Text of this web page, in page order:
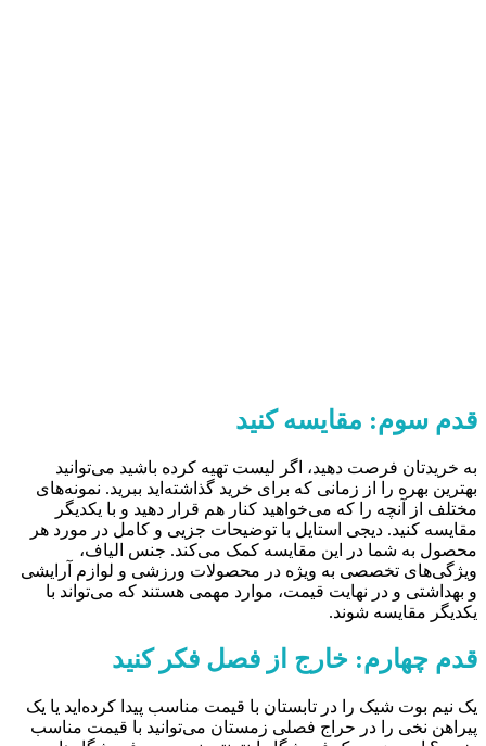
قدم سوم: مقایسه کنید
به خریدتان فرصت دهید، اگر لیست تهیه کرده باشید می‌توانید
بهترین بهره را از زمانی که برای خرید گذاشته‌اید ببرید. نمونه‌های
مختلف از آنچه را که می‌خواهید کنار هم قرار دهید و با یکدیگر
مقایسه کنید. دیجی استایل با توضیحات جزیی و کامل در مورد هر
محصول به شما در این مقایسه کمک می‌کند. جنس الیاف،
ویژگی‌های تخصصی به ویژه در محصولات ورزشی و لوازم آرایشی
و بهداشتی و در نهایت قیمت، موارد مهمی هستند که می‌تواند با
یکدیگر مقایسه شوند.­
قدم چهارم: خارج از فصل فکر کنید
یک نیم بوت شیک را در تابستان با قیمت مناسب پیدا کرده‌اید یا یک
پیراهن نخی را در حراج فصلی زمستان می‌توانید با قیمت مناسب